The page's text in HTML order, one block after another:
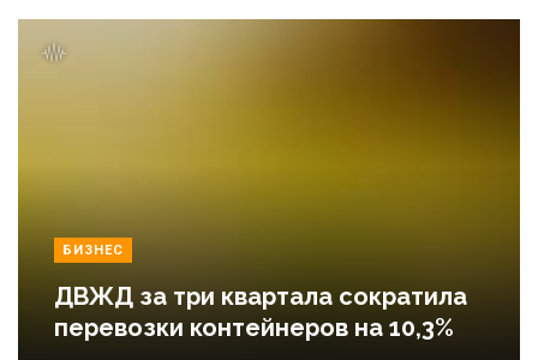
БИЗНЕС
ДВЖД за три квартала сократила
перевозки контейнеров на 10,3%